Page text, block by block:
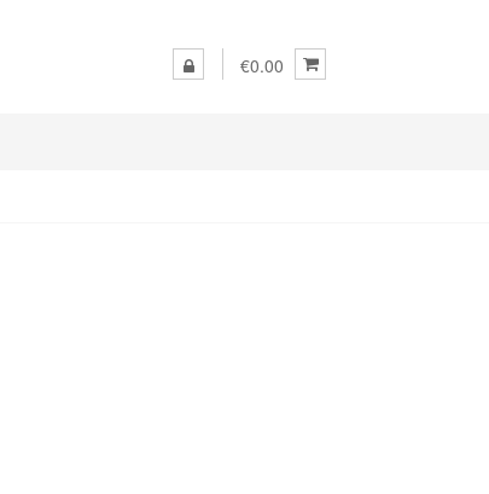
€0.00